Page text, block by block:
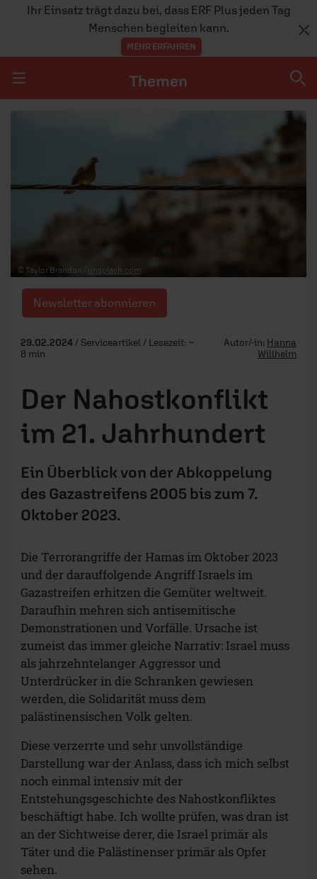
Ihr Einsatz trägt dazu bei, dass ERF Plus jeden Tag
Menschen begleiten kann.
MEHR ERFAHREN
Themen
MENSCHEN
TEAM
© Taylor Brandon / unsplash.com
Newsletter abonnieren
29.02.2024 / Serviceartikel / Lesezeit: ~
8 min
Autor/-in: Hanna
Willhelm
Der Nahostkonflikt
im 21. Jahrhundert
Ein Überblick von der Abkoppelung
des Gazastreifens 2005 bis zum 7.
Oktober 2023.
Die Terrorangriffe der Hamas im Oktober 2023
und der darauffolgende Angriff Israels im
Gazastreifen erhitzen die Gemüter weltweit.
Daraufhin mehren sich antisemitische
Demonstrationen und Vorfälle. Ursache ist
zumeist das immer gleiche Narrativ: Israel muss
als jahrzehntelanger Aggressor und
Unterdrücker in die Schranken gewiesen
werden, die Solidarität muss dem
palästinensischen Volk gelten.
Diese verzerrte und sehr unvollständige
Darstellung war der Anlass, dass ich mich selbst
noch einmal intensiv mit der
Entstehungsgeschichte des Nahostkonfliktes
beschäftigt habe. Ich wollte prüfen, was dran ist
an der Sichtweise derer, die Israel primär als
Täter und die Palästinenser primär als Opfer
sehen.